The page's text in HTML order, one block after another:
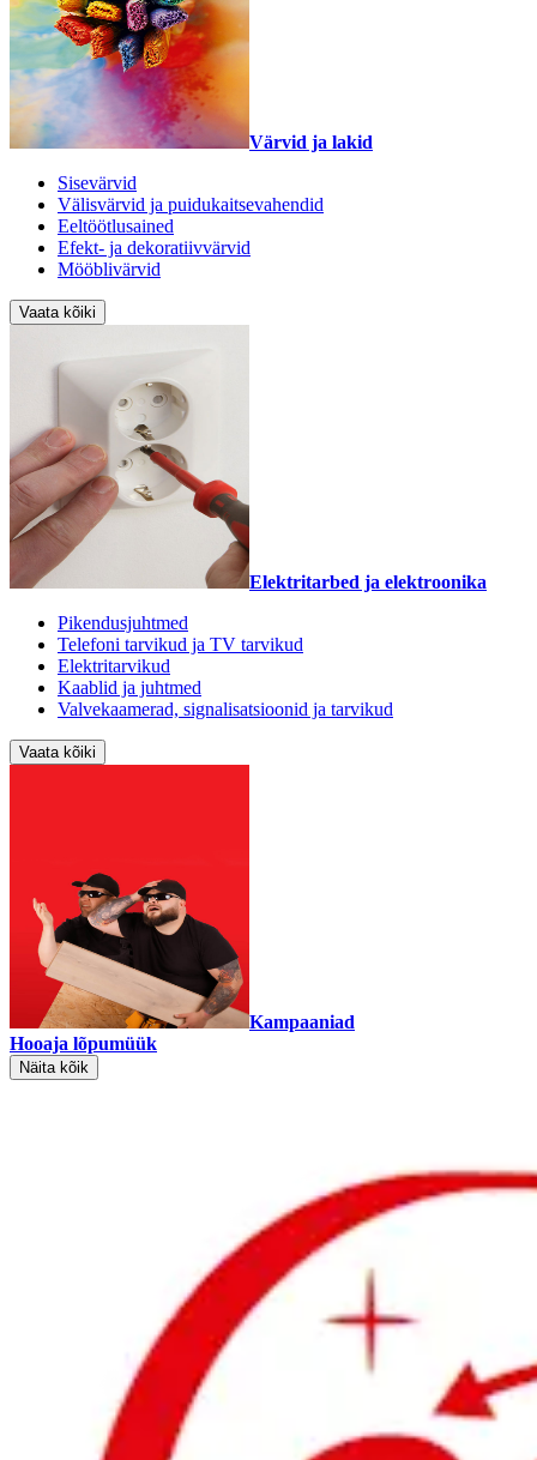
Värvid ja lakid
Sisevärvid
Välisvärvid ja puidukaitsevahendid
Eeltöötlusained
Efekt- ja dekoratiivvärvid
Mööblivärvid
Vaata kõiki
Elektritarbed ja elektroonika
Pikendusjuhtmed
Telefoni tarvikud ja TV tarvikud
Elektritarvikud
Kaablid ja juhtmed
Valvekaamerad, signalisatsioonid ja tarvikud
Vaata kõiki
Kampaaniad
Hooaja lõpumüük
Näita kõik